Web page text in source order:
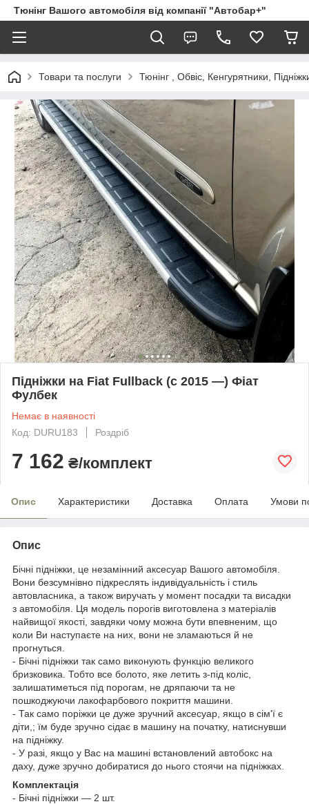
Тюнінг Вашого автомобіля від компанії "Автобар+"
Товари та послуги Тюнінг , Обвіс, Кенгурятники,
Підніжки на Fiat Fullback (c 2015 —) Фіат
Фулбек
Немає в наявності
Код: DURU183
Роздріб
7 162 ₴/комплект
Опис Характеристики Доставка Оплата Умови
Опис
Бічні підніжки, це незамінний аксесуар Вашого автомобіля.
Вони безсумнівно підкреслять індивідуальність і стиль
автовласника, а також виручать у момент посадки та висадки
з автомобіля. Ця модель порогів виготовлена з матеріалів
найвищої якості, завдяки чому можна бути впевненим, що
коли Ви наступаєте на них, вони не зламаються й не
прогнуться.
- Бічні підніжки так само виконують функцію великого
бризковика. Тобто все болото, яке летить з-під коліс,
залишатиметься під порогам, не дряпаючи та не
пошкоджуючи лакофарбового покриття машини.
- Так само поріжки це дуже зручний аксесуар, якщо в сім'ї є
діти,; їм буде зручно сідає в машину на початку, натиснувши
на підніжку.
- У разі, якщо у Вас на машині встановлений автобокс на
даху, дуже зручно добиратися до нього стоячи на підніжках.
Комплектація
- Бічні підніжки — 2 шт.